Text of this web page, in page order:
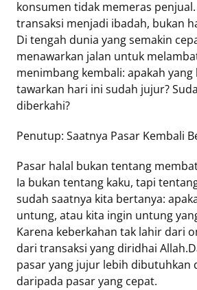
konsumen tidak memeras
transaksi menjadi ibadah, bukan
Di tengah dunia yang semakin
menawarkan jalan untuk
menimbang kembali: apakah yang
tawarkan hari ini sudah jujur?
diberkahi?
Penutup: Saatnya Pasar Kembali
Pasar halal bukan tentang
Ia bukan tentang kaku, tapi
sudah saatnya kita bertanya:
untung, atau kita ingin untung
Karena keberkahan tak lahir dari
dari transaksi yang diridhai
pasar yang jujur lebih dibutuhkan
daripada pasar yang cepat.